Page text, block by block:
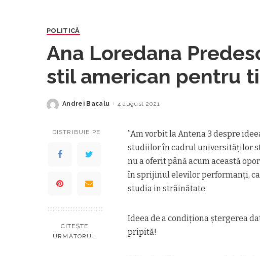
POLITICĂ
Ana Loredana
stil american pentru
învețe în străinătate”
Posted
Andrei Bacalu 4 august 2021
DISTRIBUIE PE
CITEȘTE
URMĂTORUL
”Am vorbit la Antena 3 despre
studiilor în cadrul universităților
nu a oferit până acum această
în sprijinul elevilor performanți,
studia in străinătate.
Ideea de a condiționa ștergerea
pripită!